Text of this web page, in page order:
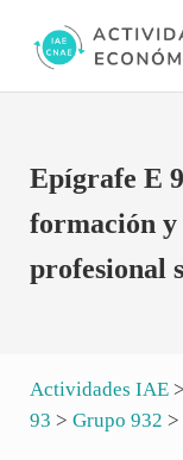
Actividades
Epígrafe E
formación y
profesional
Actividades IAE>
93 > Grupo 932 >